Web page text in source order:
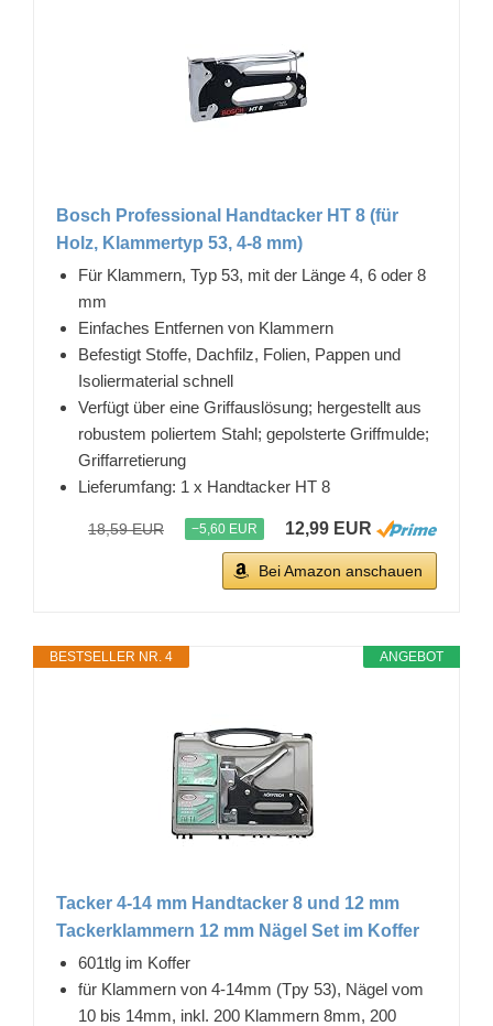
Bosch Professional Handtacker HT 8 (für
Holz, Klammertyp 53, 4-8 mm)
Für Klammern, Typ 53, mit der Länge 4, 6 oder 8
mm
Einfaches Entfernen von Klammern
Befestigt Stoffe, Dachfilz, Folien, Pappen und
Isoliermaterial schnell
Verfügt über eine Griffauslösung; hergestellt aus
robustem poliertem Stahl; gepolsterte Griffmulde;
Griffarretierung
Lieferumfang: 1 x Handtacker HT 8
18,59 EUR −5,60 EUR 12,99 EUR
Bei Amazon anschauen
ANGEBOT
BESTSELLER NR. 4
Tacker 4-14 mm Handtacker 8 und 12 mm
Tackerklammern 12 mm Nägel Set im Koffer
601tlg im Koffer
für Klammern von 4-14mm (Tpy 53), Nägel vom
10 bis 14mm, inkl. 200 Klammern 8mm, 200